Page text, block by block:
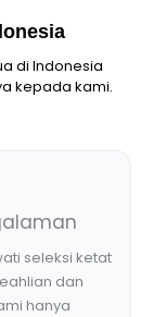
di Indonesia
kepada kami.
seleksi ketat
dan
hanya